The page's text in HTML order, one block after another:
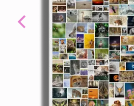
Previous